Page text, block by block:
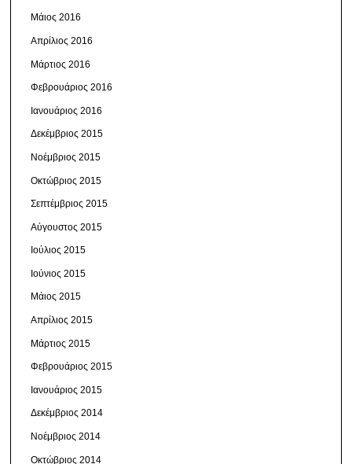
Μάιος 2016
Απρίλιος 2016
Μάρτιος 2016
Φεβρουάριος 2016
Ιανουάριος 2016
Δεκέμβριος 2015
Νοέμβριος 2015
Οκτώβριος 2015
Σεπτέμβριος 2015
Αύγουστος 2015
Ιούλιος 2015
Ιούνιος 2015
Μάιος 2015
Απρίλιος 2015
Μάρτιος 2015
Φεβρουάριος 2015
Ιανουάριος 2015
Δεκέμβριος 2014
Νοέμβριος 2014
Οκτώβριος 2014